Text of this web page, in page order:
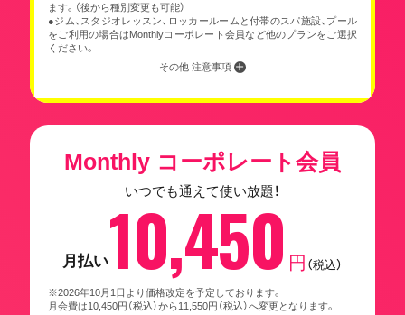
ます。（後から種別変更も可能）
●ジム、スタジオレッスン、ロッカールームと付帯のスパ施設、プール
をご利用の場合はMonthlyコーポレート会員など他のプランをご選択
ください。
その他 注意事項
Monthly コーポレート会員
いつでも通えて使い放題！
月払い10,450 円 （税込）
※2026年10月1日より価格改定を予定しております。
月会費は10,450円（税込）から11,550円（税込）へ変更となります。